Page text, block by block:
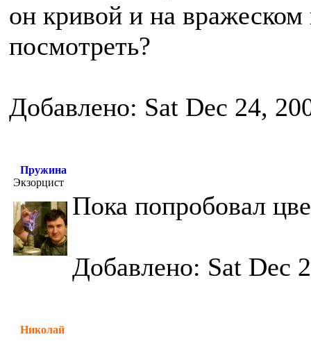
он кривой и на
посмотреть?
Добавлено: Sat Dec 24,
Пружина
Экзорцист
Пока попробовал
Добавлено: Sat Dec
Николай